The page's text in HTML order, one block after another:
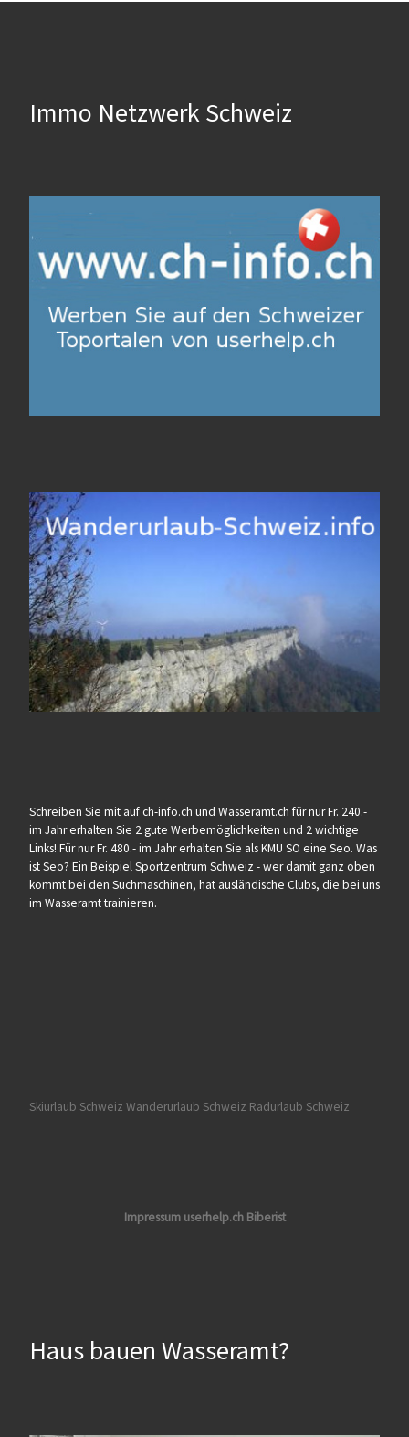
Immo Netzwerk Schweiz
Schreiben Sie mit auf ch-info.ch und Wasseramt.ch für nur Fr. 240.-
im Jahr erhalten Sie 2 gute Werbemöglichkeiten und 2 wichtige
Links! Für nur Fr. 480.- im Jahr erhalten Sie als KMU SO eine Seo. Was
ist Seo? Ein Beispiel Sportzentrum Schweiz - wer damit ganz oben
kommt bei den Suchmaschinen, hat ausländische Clubs, die bei uns
im Wasseramt trainieren.
Skiurlaub Schweiz Wanderurlaub Schweiz Radurlaub Schweiz
Impressum userhelp.ch Biberist
Haus bauen Wasseramt?